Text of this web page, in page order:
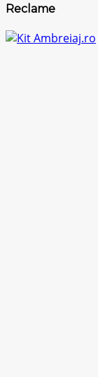
Reclame